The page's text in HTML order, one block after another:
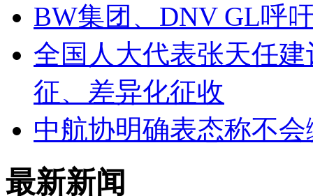
BW集团、DNV GL呼
全国人大代表张天任
征、差异化征收
中航协明确表态称不
最新新闻